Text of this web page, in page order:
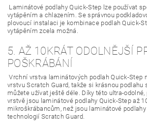
Laminátové podlahy Quick-Step lze používat
vytápěním a chlazením. Se správnou
plovoucí instalaci je kombinace podlah Quick-
vytápěním zcela možná.
5. AŽ 10KRÁT ODOLNĚJŠÍ
POŠKRÁBÁNÍ
Vrchní vrstva laminátových podlah Quick-Step
vrstvu Scratch Guard, takže si krásnou podlahu
můžete užívat ještě déle. Díky této ultra-
vrstvě jsou laminátové podlahy Quick-Step až
mikroškrábancům, než jsou laminátové
technologií Scratch Guard.